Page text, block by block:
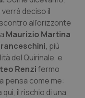
Ulcerosa
deciso il
all'orizzonte
Maurizio Martina
, più
del Quirinale, e
Renzifermo
pensa come me:
il rischio di una